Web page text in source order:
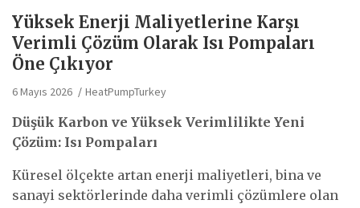
Yüksek Enerji Maliyetlerine Karşı
Verimli Çözüm Olarak Isı Pompaları
Öne Çıkıyor
6 Mayıs 2026 HeatPumpTurkey
Düşük Karbon ve Yüksek Verimlilikte Yeni
Çözüm: Isı Pompaları
Küresel ölçekte artan enerji maliyetleri, bina ve
sanayi sektörlerinde daha verimli çözümlere olan